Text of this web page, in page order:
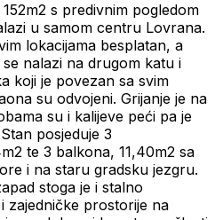
s predivnim pogledom
u samom centru Lovrana.
lokacijama besplatan, a
nalazi na drugom katu i
koji je povezan sa svim
su odvojeni. Grijanje je na
su i kalijeve peći pa je
posjeduje 3
te 3 balkona, 11,40m2 sa
i na staru gradsku jezgru.
stoga je i stalno
zajedničke prostorije na